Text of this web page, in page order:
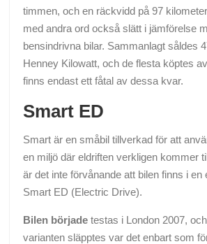
timmen, och en räckvidd på 97
med andra ord också slätt i jämförelse
bensindrivna bilar. Sammanlagt såldes
Henney Kilowatt, och de flesta köptes
finns endast ett fåtal av dessa kvar.
Smart ED
Smart är en småbil tillverkad för att
en miljö där eldriften verkligen kommer
är det inte förvånande att bilen finns i en
Smart ED (Electric Drive).
Bilen började testas i London 2007,
varianten släpptes var det enbart som